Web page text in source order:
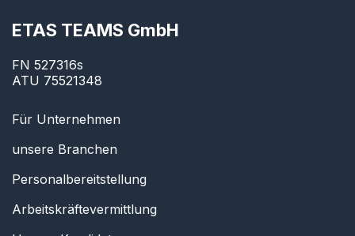
ETAS TEAMS GmbH
FN 527316s
ATU 75521348
Für Unternehmen
unsere Branchen
Personalbereitstellung
Arbeitskräftevermittlung